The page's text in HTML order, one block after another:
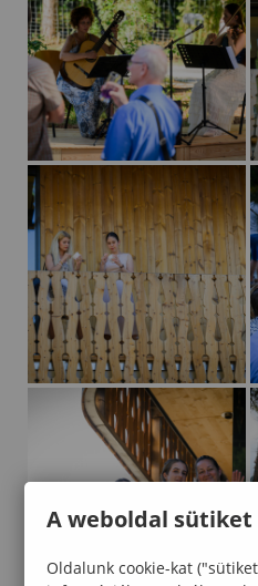
A weboldal sütiket
Oldalunk cookie-kat